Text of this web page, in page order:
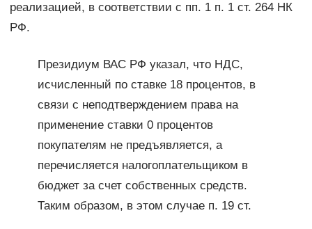
реализацией, в соответствии с пп. 1 п. 1 ст. 264 НК
РФ.
Президиум ВАС РФ указал, что НДС,
исчисленный по ставке 18 процентов, в
связи с неподтверждением права на
применение ставки 0 процентов
покупателям не предъявляется, а
перечисляется налогоплательщиком в
бюджет за счет собственных средств.
Таким образом, в этом случае п. 19 ст.